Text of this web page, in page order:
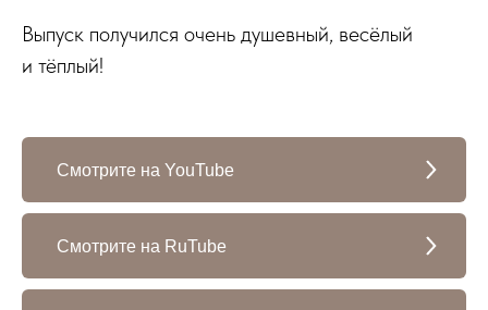
Выпуск получился очень душевный, весёлый
и тёплый!
Смотрите на YouTube
Смотрите на RuTube